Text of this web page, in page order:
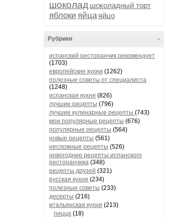
шоколад шоколадный торт
яблоки яйца яйцо
-
Рубрики
испанский ресторанчик рекомендует
(1703)
европейские кухни (1262)
полезные советы от специалиста
(1248)
испанская кухня (826)
лучшие рецепты (796)
лучшие кулинарные рецепты (743)
мои популярные рецепты (676)
популярные рецепты (564)
новые рецепты (561)
несложные рецепты (526)
новогодние рецепты испанского
ресторанчика (348)
рецепты друзей (321)
русская кухня (234)
полезные советы (233)
десерты (216)
итальянская кухня (213)
пицца (18)